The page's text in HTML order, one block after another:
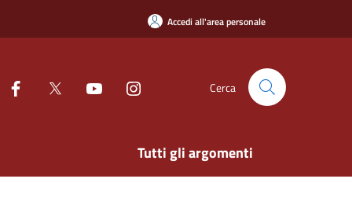
Accedi all'area personale
Cerca
Tutti gli argomenti